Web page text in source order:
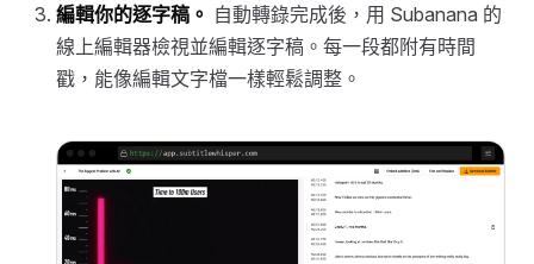
編輯你的逐字稿。 自動轉錄完成後，用 Subanana 的
線上編輯器檢視並編輯逐字稿。每一段都附有時間
戳，能像編輯文字檔一樣輕鬆調整。